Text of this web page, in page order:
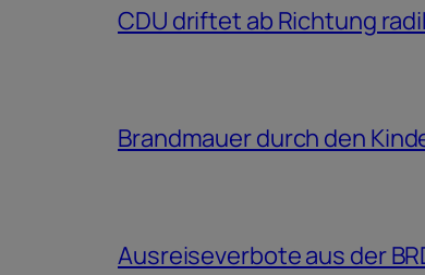
CDU driftet ab Richtung
Brandmauer durch den
Ausreiseverbote aus der